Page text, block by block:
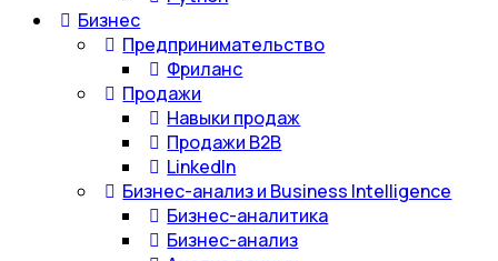
Бизнес
Предпринимательство
Фриланс
Продажи
Навыки продаж
Продажи B2B
LinkedIn
Бизнес-анализ и Business Intelligence
Бизнес-аналитика
Бизнес-анализ